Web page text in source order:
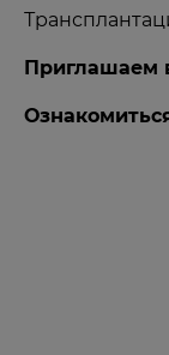
Приглашаем